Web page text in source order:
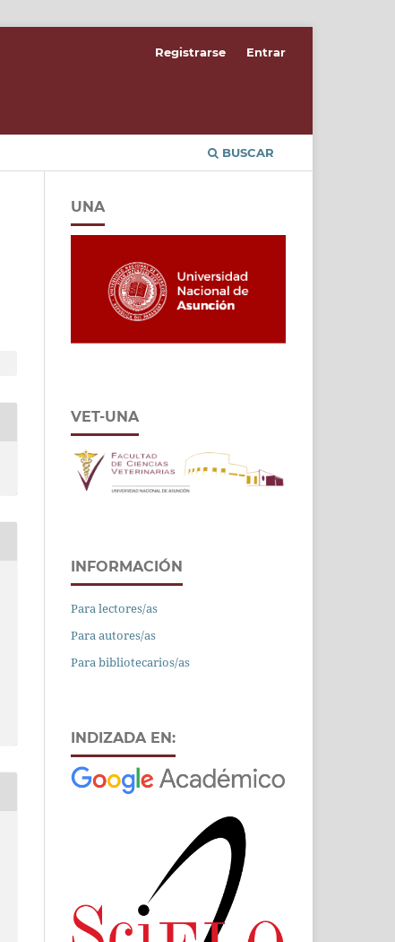
BUSCAR
Registrarse Entrar
UNA
VET-UNA
INFORMACIÓN
Para lectores/as
Para autores/as
Para bibliotecarios/as
INDIZADA EN: